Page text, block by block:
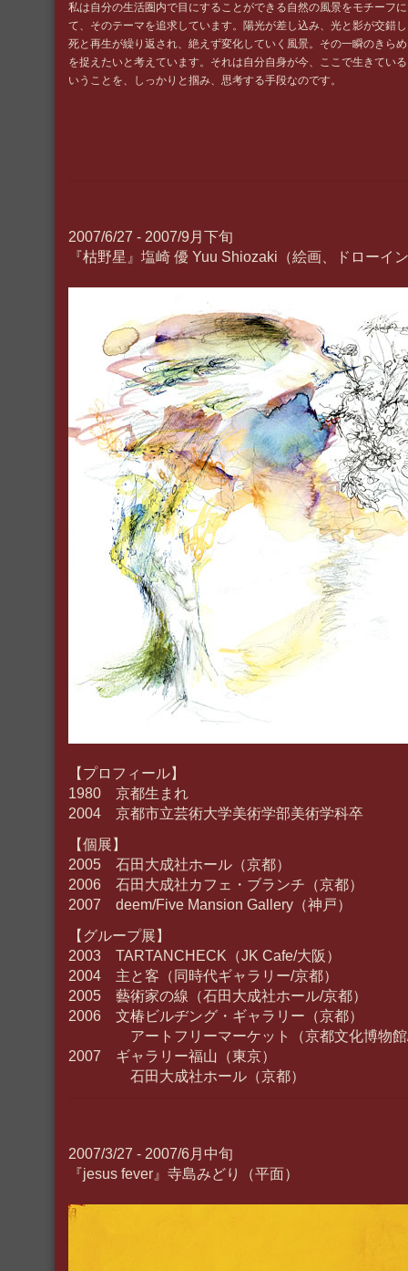
私は自分の生活圏内で目にすることができる自然の風景をモチーフ
て、そのテーマを追求しています。陽光が差し込み、光と影が交錯
死と再生が繰り返され、絶えず変化していく風景。その一瞬のきら
を捉えたいと考えています。それは自分自身が今、ここで生きてい
いうことを、しっかりと掴み、思考する手段なのです。
2007/6/27 - 2007/9月下旬
『枯野星』塩崎 優 Yuu Shiozaki（絵画、ドローイ
【プロフィール】
1980 京都生まれ
2004 京都市立芸術大学美術学部美術学科卒
【個展】
2005 石田大成社ホール（京都）
2006 石田大成社カフェ・ブランチ（京都）
2007 deem/Five Mansion Gallery（神戸）
【グループ展】
2003 TARTANCHECK（JK Cafe/大阪）
2004 主と客（同時代ギャラリー/京都）
2005 藝術家の線（石田大成社ホール/京都）
2006 文椿ビルヂング・ギャラリー（京都）
アートフリーマーケット（京都文化博物館/
2007 ギャラリー福山（東京）
石田大成社ホール（京都）
2007/3/27 - 2007/6月中旬
『jesus fever』寺島みどり（平面）